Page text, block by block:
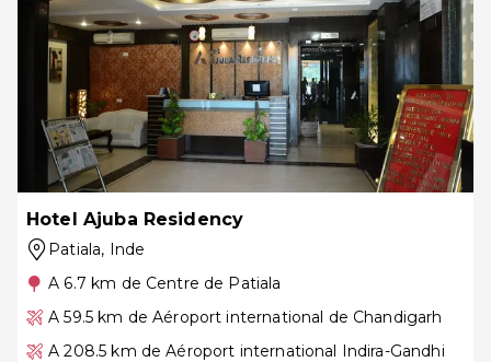
Hotel Ajuba Residency
Patiala, Inde
A 6.7 km de Centre de Patiala
A 59.5 km de Aéroport international de Chandigarh
A 208.5 km de Aéroport international Indira-Gandhi